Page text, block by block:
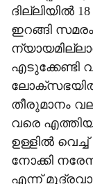
ദില്ലിയില്‍
ഇറങ്ങി
എടുക്കേണ്ടി
ലോക്‌സഭയില്‍
തീരുമാനം
വരെ
ഉള്ളില്‍
നോക്കി
എന്ന്